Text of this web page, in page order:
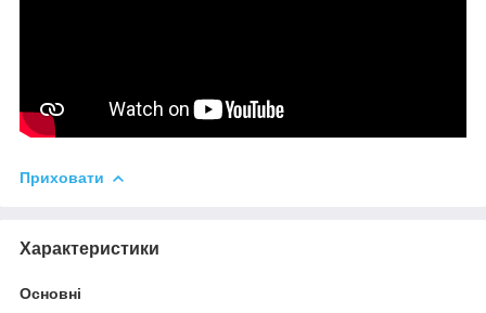
Приховати
Характеристики
Основні